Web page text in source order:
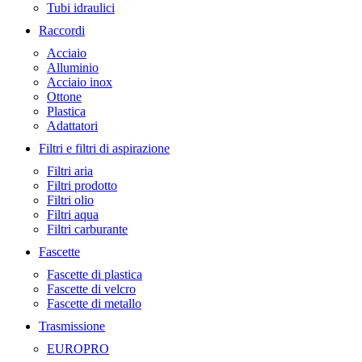
Tubi idraulici
Raccordi
Acciaio
Alluminio
Acciaio inox
Ottone
Plastica
Adattatori
Filtri e filtri di aspirazione
Filtri aria
Filtri prodotto
Filtri olio
Filtri aqua
Filtri carburante
Fascette
Fascette di plastica
Fascette di velcro
Fascette di metallo
Trasmissione
EUROPRO